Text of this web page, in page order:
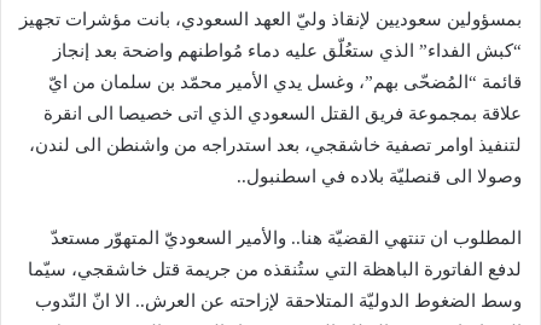
بمسؤولين سعوديين لإنقاذ وليّ العهد السعودي، بانت مؤشرات تجهيز
“كبش الفداء” الذي ستعُلّق عليه دماء مُواطنهم واضحة بعد إنجاز
قائمة “المُضحّى بهم”، وغسل يدي الأمير محمّد بن سلمان من ايّ
علاقة بمجموعة فريق القتل السعودي الذي اتى خصيصا الى انقرة
لتنفيذ اوامر تصفية خاشقجي، بعد استدراجه من واشنطن الى لندن،
وصولا الى قنصليّة بلاده في اسطنبول..
المطلوب ان تنتهي القضيّة هنا.. والأمير السعوديّ المتهوّر مستعدّ
لدفع الفاتورة الباهظة التي ستُنقذه من جريمة قتل خاشقجي، سيّما
وسط الضغوط الدوليّة المتلاحقة لإزاحته عن العرش.. الا انّ النّدوب